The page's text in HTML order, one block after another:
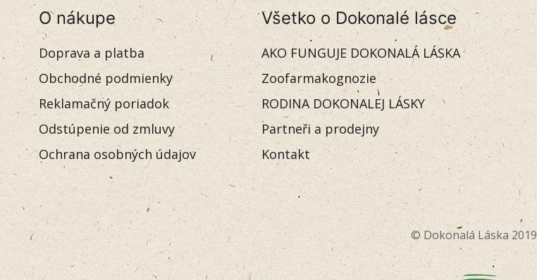
O nákupe
Doprava a platba
Obchodné podmienky
Reklamačný poriadok
Odstúpenie od zmluvy
Ochrana osobných údajov
Všetko o Dokonalé lásce
AKO FUNGUJE DOKONALÁ LÁSKA
Zoofarmakognozie
RODINA DOKONALEJ LÁSKY
Partneři a prodejny
Kontakt
© Dokonalá Láska 2019